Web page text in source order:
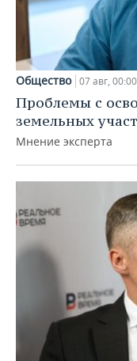
Общество 07 авг, 00:00
Проблемы с
земельных
Мнение эксперта